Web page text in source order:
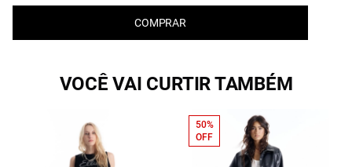
COMPRAR
VOCÊ VAI CURTIR TAMBÉM
50%
OFF